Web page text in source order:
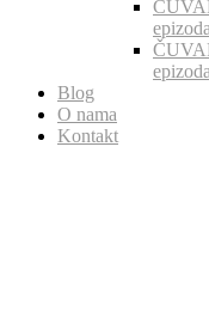
Blog
O nama
Kontakt